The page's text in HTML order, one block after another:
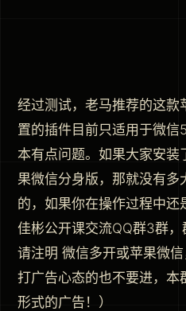
经过测试，老马推荐的这款
置的插件目前只适用于微
本有点问题。如果大家安装
果微信分身版，那就没有多
的，如果你在操作过程中还
佳彬公开课交流QQ群3群
请注明 微信多开或苹果微
打广告心态的也不要进，本
形式的广告！）